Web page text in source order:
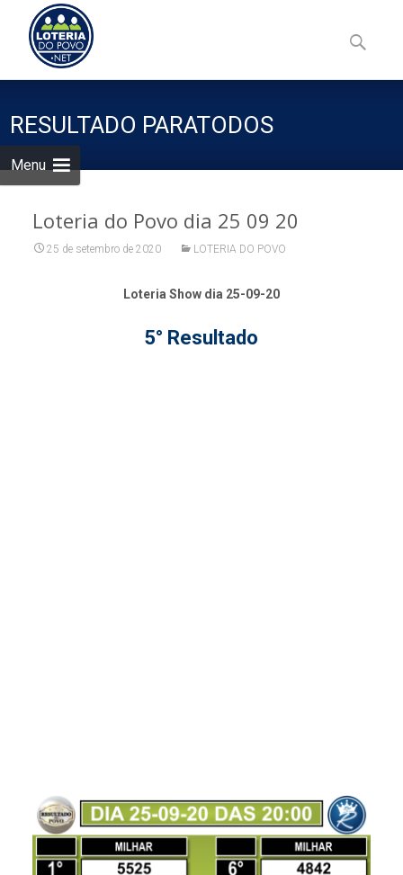
Menu
to
content
por:
RESULTADO PARATODOS
Loteria do Povo dia 25 09 20
25 de setembro de 2020 LOTERIA DO POVO
Loteria Show dia 25-09-20
5° Resultado